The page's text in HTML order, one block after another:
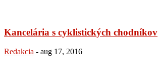
Kancelária s cyklistických chodníkov
Redakcia - aug 17, 2016